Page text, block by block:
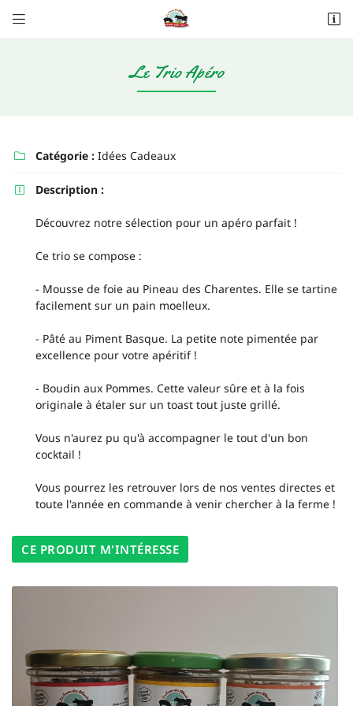
 
Recopier le code ci-contre
l'adresse email indiqué ci-dessus. Vous pouvez vous désinscrire à tout moment en
utilisant le formulaire de désinscription.
INSCRIPTION
Le Trio Apéro
 Catégorie : Idées Cadeaux
 Description :
Découvrez notre sélection pour un apéro parfait !
Ce trio se compose :
- Mousse de foie au Pineau des Charentes. Elle se tartine
facilement sur un pain moelleux.
- Pâté au Piment Basque. La petite note pimentée par
excellence pour votre apéritif !
- Boudin aux Pommes. Cette valeur sûre et à la fois
originale à étaler sur un toast tout juste grillé.
Vous n'aurez pu qu'à accompagner le tout d'un bon
cocktail !
Vous pourrez les retrouver lors de nos ventes directes et
toute l'année en commande à venir chercher à la ferme !
CE PRODUIT M'INTÉRESSE